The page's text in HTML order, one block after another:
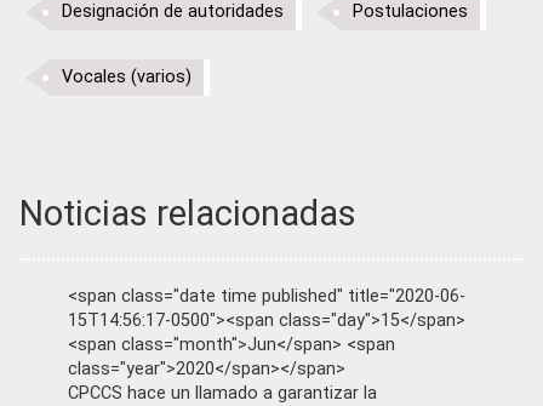
Designación de autoridades Postulaciones
Vocales (varios)
Noticias relacionadas
<span class="date time published" title="2020-06-
15T14:56:17-0500"><span class="day">15</span>
<span class="month">Jun</span> <span
class="year">2020</span></span>
CPCCS hace un llamado a garantizar la